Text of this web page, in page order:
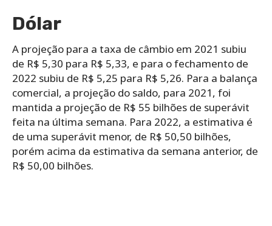
Dólar
A projeção para a taxa de câmbio em 2021 subiu
de R$ 5,30 para R$ 5,33, e para o fechamento de
2022 subiu de R$ 5,25 para R$ 5,26. Para a balança
comercial, a projeção do saldo, para 2021, foi
mantida a projeção de R$ 55 bilhões de superávit
feita na última semana. Para 2022, a estimativa é
de uma superávit menor, de R$ 50,50 bilhões,
porém acima da estimativa da semana anterior, de
R$ 50,00 bilhões.